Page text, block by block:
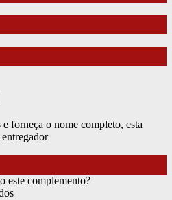
forneça o nome completo, esta
este complemento?